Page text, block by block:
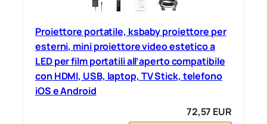
Proiettore portatile, ksbaby proiettore per
esterni, mini proiettore video estetico a
LED per film portatili all’aperto compatibile
con HDMI, USB, laptop, TV Stick, telefono
iOS e Android
72,57 EUR